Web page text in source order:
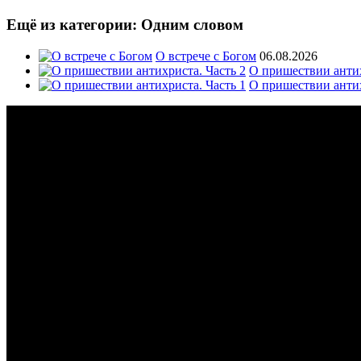
Ещё из категории: Одним словом
О встрече с Богом 06.08.2026
О пришествии
О пришествии